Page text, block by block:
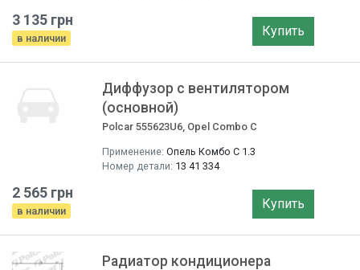
3 135 грн
в наличии Купить
Диффузор с вентилятором
(основной)
Polcar 555623U6, Opel Combo C
Применение: Опель Комбо C 1.3
Номер детали: 13 41 334
2 565 грн
в наличии Купить
Радиатор кондиционера